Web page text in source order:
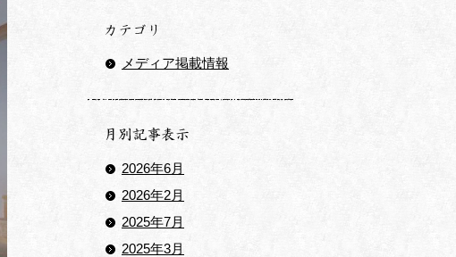
メディア掲載情報
2026年6月
2026年2月
2025年7月
2025年3月